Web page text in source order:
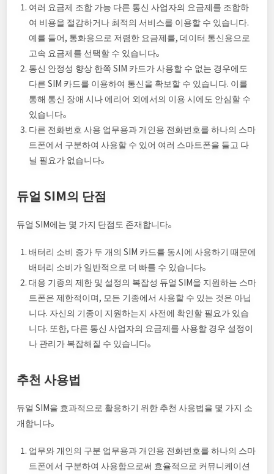
여러 요금제 조합 가능 다른 통신 사업자의 요금제를 조합하
여 비용을 절감하거나 최적의 서비스를 이용할 수 있습니다.
예를 들어, 통화용으로 저렴한 요금제를, 데이터 통신용으로
고속 요금제를 선택할 수 있습니다。
통신 안정성 향상 한쪽 SIM 카드가 사용할 수 없는 경우에도
다른 SIM 카드를 이용하여 통신을 확보할 수 있습니다. 이를
통해 통신 장애 시나 에리어 외에서의 이용 시에도 안심할 수
있습니다。
다른 전화번호 사용 업무용과 개인용 전화번호를 하나의 스마
트폰에서 구분하여 사용할 수 있어 여러 스마트폰을 들고 다
닐 필요가 없습니다。
듀얼 SIM의 단점
듀얼 SIM에는 몇 가지 단점도 존재합니다。
배터리 소비 증가 두 개의 SIM 카드를 동시에 사용하기 때문에
배터리 소비가 일반적으로 더 빠를 수 있습니다。
대응 기종의 제한 및 설정의 복잡성 듀얼 SIM을 지원하는 스마
트폰은 제한적이며, 모든 기종에서 사용할 수 있는 것은 아닙
니다. 자신의 기종이 지원하는지 사전에 확인할 필요가 있습
니다. 또한, 다른 통신 사업자의 요금제를 사용할 경우 설정이
나 관리가 복잡해질 수 있습니다。
추천 사용법
듀얼 SIM을 효과적으로 활용하기 위한 추천 사용법을 몇 가지 소
개합니다。
업무와 개인의 구분 업무용과 개인용 전화번호를 하나의 스마
트폰에서 구분하여 사용함으로써 효율적으로 커뮤니케이션